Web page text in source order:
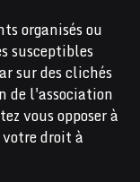
organisés ou
susceptibles
sur des clichés
de l'association
vous opposer à
droit à